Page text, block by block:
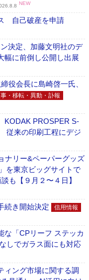
NEW
自己破産を申請
決定、加藤文明社のデ
に前倒し公開し出展
役会長に島崎啓一氏、
事・移転・異動・訃報
KODAK PROSPER S-
従来の印刷工程にデジ
ナリー&ペーパーグッズ
を東京ビッグサイトで
も【９月２〜４日】
続き開始決定 信用情報
「CPリーフ ステッカ
しでガラス面にも対応
ング市場に関する調